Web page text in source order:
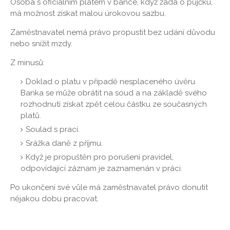
Osoba s oficiálním platem v bance, když žádá o půjčku,
má možnost získat malou úrokovou sazbu.
Zaměstnavatel nemá právo propustit bez udání důvodu
nebo snížit mzdy.
Z minusů:
Doklad o platu v případě nesplaceného úvěru.
Banka se může obrátit na soud a na základě svého
rozhodnutí získat zpět celou částku ze současných
platů.
Soulad s prací.
Srážka daně z příjmu.
Když je propuštěn pro porušení pravidel,
odpovídající záznam je zaznamenán v práci.
Po ukončení své vůle má zaměstnavatel právo donutit
nějakou dobu pracovat.